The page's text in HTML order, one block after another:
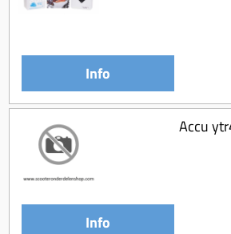
Info
Accu
Info